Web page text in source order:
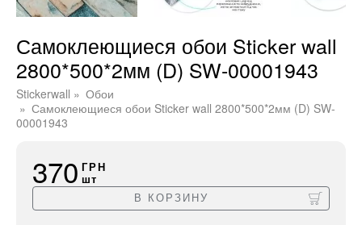
Самоклеющиеся обои Sticker wall
2800*500*2мм (D) SW-00001943
Stickerwall
Обои
Самоклеющиеся обои Sticker wall 2800*500*2мм (D) SW-
00001943
370 ГРН
шт
В КОРЗИНУ